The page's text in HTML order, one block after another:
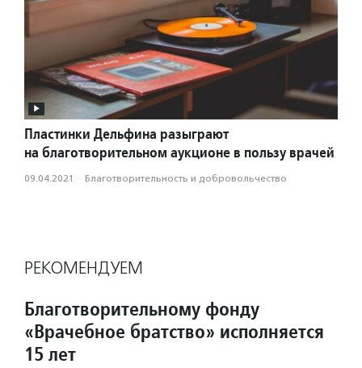
Пластинки Дельфина разыграют
на благотворительном аукционе в пользу врачей
09.04.2021 · Благотвори­тель­ность и доброволь­чест­во
РЕКОМЕНДУЕМ
Благотворительному фонду
«Врачебное братство» исполняется
15 лет